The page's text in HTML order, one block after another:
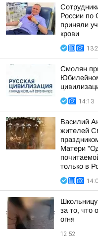
России по
приняли
крови
Смолян
14:13
Василий
жителей
Матери
только в
за то, что
огня
12:52